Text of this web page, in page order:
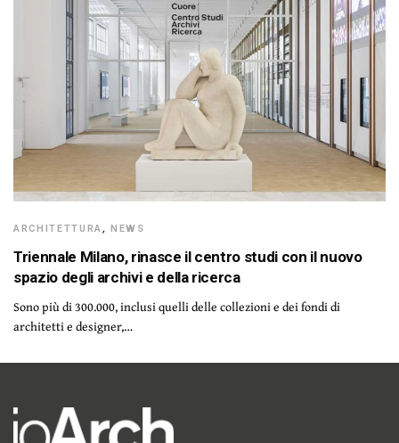
ARCHITETTURA,NEWS
Triennale Milano, rinasce il centro studi con il nuovo
spazio degli archivi e della ricerca
Sono più di 300.000, inclusi quelli delle collezioni e dei fondi di
architetti e designer,…